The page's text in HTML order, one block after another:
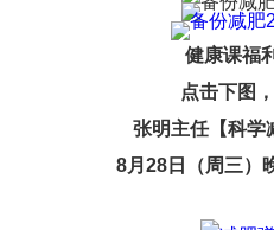
健康课福
点击下图
张明主任【科学
8月28日（周三）